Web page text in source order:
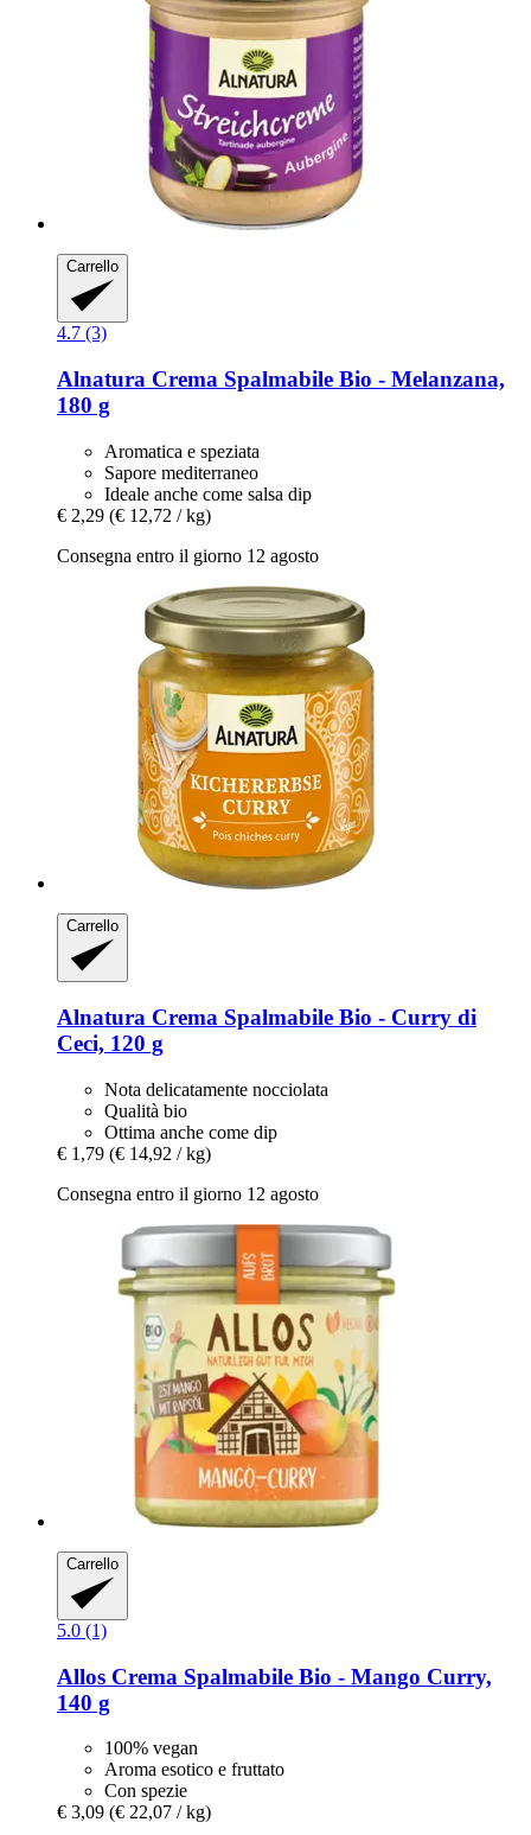
Carrello
4.7 (3)
Alnatura Crema Spalmabile Bio -​ Melanzana,
180 g
Aromatica e speziata
Sapore mediterraneo
Ideale anche come salsa dip
€ 2,29 (€ 12,72 / kg)
Consegna entro il giorno 12 agosto
Carrello
Alnatura Crema Spalmabile Bio -​ Curry di
Ceci, 120 g
Nota delicatamente nocciolata
Qualità bio
Ottima anche come dip
€ 1,79 (€ 14,92 / kg)
Consegna entro il giorno 12 agosto
Carrello
5.0 (1)
Allos Crema Spalmabile Bio -​ Mango Curry,
140 g
100% vegan
Aroma esotico e fruttato
Con spezie
€ 3,09 (€ 22,07 / kg)